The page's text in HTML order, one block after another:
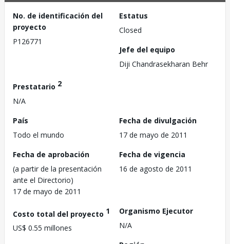
No. de identificación del
proyecto
P126771
Estatus
Closed
Jefe del equipo
Diji Chandrasekharan Behr
Prestatario 2
N/A
País
Todo el mundo
Fecha de divulgación
17 de mayo de 2011
Fecha de aprobación
(a partir de la presentación
ante el Directorio)
17 de mayo de 2011
Fecha de vigencia
16 de agosto de 2011
Costo total del proyecto 1
US$ 0.55 millones
Organismo Ejecutor
N/A